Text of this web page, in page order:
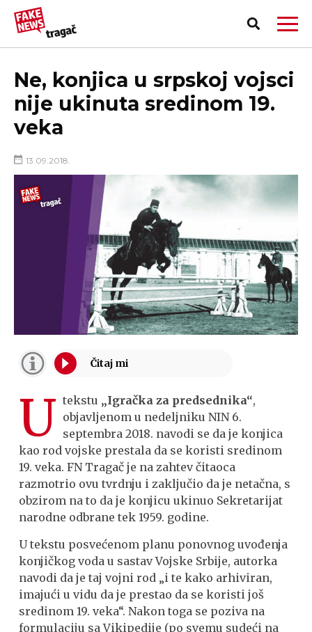
PRIJAVI LAŽNU VEST!
Ne, konjica u srpskoj vojsci
nije ukinuta sredinom 19.
veka
13.09.2018.
U tekstu „Igračka za predsednika“,
objavljenom u nedeljniku NIN 6.
septembra 2018. navodi se da je konjica
kao rod vojske prestala da se koristi sredinom
19. veka. FN Tragač je na zahtev čitaoca
razmotrio ovu tvrdnju i zaključio da je netačna, s
obzirom na to da je konjicu ukinuo Sekretarijat
narodne odbrane tek 1959. godine.
U tekstu posvećenom planu ponovnog uvođenja
konjičkog voda u sastav Vojske Srbije, autorka
navodi da je taj vojni rod „i te kako arhiviran,
imajući u vidu da je prestao da se koristi još
sredinom 19. veka“. Nakon toga se poziva na
formulaciju sa Vikipedije (po svemu sudeći na